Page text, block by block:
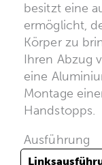
besitzt eine
ermöglicht,
Körper zu
Ihren Abzug
eine
Montage
Handstopps.
Ausführung